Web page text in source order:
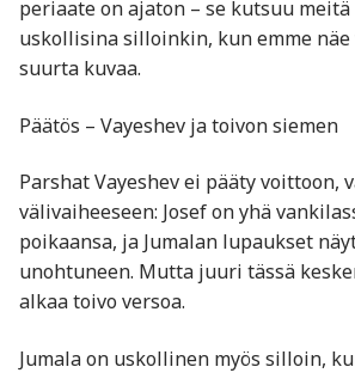
periaate on ajaton – se kutsuu meitä
uskollisina silloinkin, kun emme näe
suurta kuvaa.
Päätös – Vayeshev ja toivon siemen
Parshat Vayeshev ei pääty voittoon,
välivaiheeseen: Josef on yhä
poikaansa, ja Jumalan lupaukset
unohtuneen. Mutta juuri tässä
alkaa toivo versoa.
Jumala on uskollinen myös silloin,